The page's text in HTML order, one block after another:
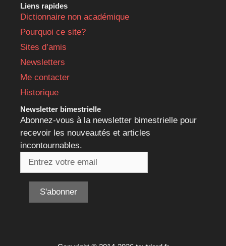
Liens rapides
Dictionnaire non académique
Pourquoi ce site?
Sites d’amis
Newsletters
Me contacter
Historique
Newsletter bimestrielle
Abonnez-vous à la newsletter bimestrielle pour
recevoir les nouveautés et articles
incontournables.